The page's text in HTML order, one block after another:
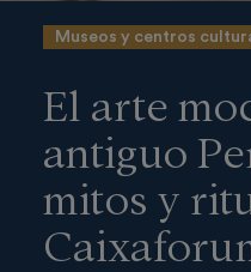
Museos y centros
El arte
antiguo
mitos y